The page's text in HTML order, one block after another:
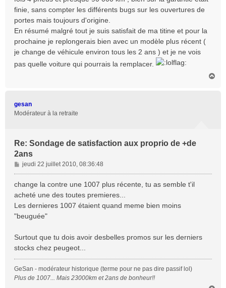
finie, sans compter les différents bugs sur les ouvertures de
portes mais toujours d'origine.
En résumé malgré tout je suis satisfait de ma titine et pour la
prochaine je replongerais bien avec un modèle plus récent (
je change de véhicule environ tous les 2 ans ) et je ne vois
pas quelle voiture qui pourrais la remplacer.
gesan
Modérateur à la retraite
Re: Sondage de satisfaction aux proprio de +de
2ans
M
e
s
s
g
e
jeudi 22 juillet 2010, 08:36:48
change la contre une 1007 plus récente, tu as semble t'il
acheté une des toutes premieres...
Les dernieres 1007 étaient quand meme bien moins
"beuguée"
Surtout que tu dois avoir desbelles promos sur les derniers
stocks chez peugeot...
GeSan - modérateur historique (terme pour ne pas dire passif lol)
Plus de 1007... Mais 23000km et 2ans de bonheur!!